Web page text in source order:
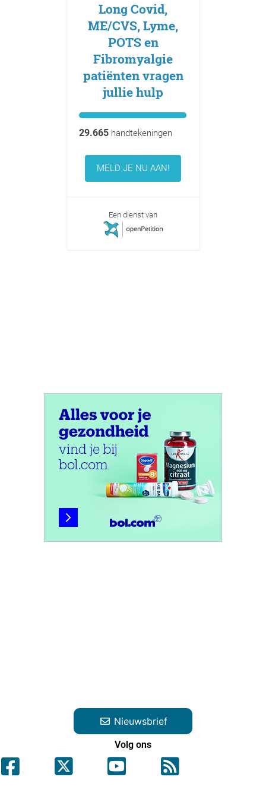
Long Covid,
ME/CVS, Lyme,
POTS en
Fibromyalgie
patiënten vragen
jullie hulp
29.665handtekeningen
MELD JE NU AAN!
Een dienst van
Nieuwsbrief
Volg ons